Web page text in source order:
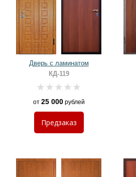
Дверь с ламинатом
КД-119
от 25 000рублей
Предзаказ